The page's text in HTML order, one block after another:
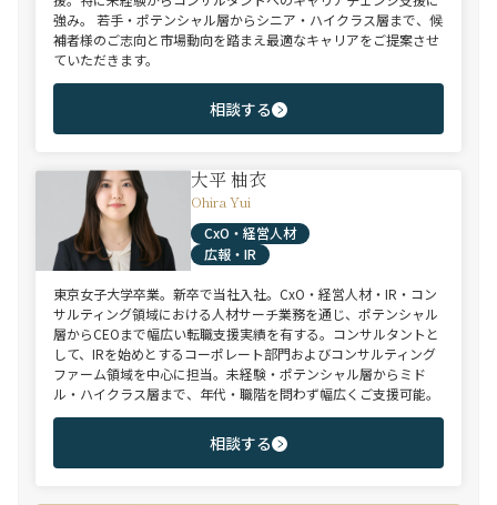
強み。 若手・ポテンシャル層からシニア・ハイクラス層まで、候
補者様のご志向と市場動向を踏まえ最適なキャリアをご提案させ
ていただきます。
相談する
大平 柚衣
Ohira Yui
CxO・経営人材
広報・IR
東京女子大学卒業。新卒で当社入社。CxO・経営人材・IR・コン
サルティング領域における人材サーチ業務を通じ、ポテンシャル
層からCEOまで幅広い転職支援実績を有する。コンサルタントと
して、IRを始めとするコーポレート部門およびコンサルティング
ファーム領域を中心に担当。未経験・ポテンシャル層からミド
ル・ハイクラス層まで、年代・職階を問わず幅広くご支援可能。
相談する